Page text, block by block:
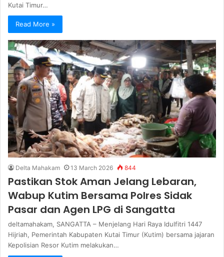
Kutai Timur…
Read More »
Delta Mahakam 13 March 2026 844
Pastikan Stok Aman Jelang Lebaran,
Wabup Kutim Bersama Polres Sidak
Pasar dan Agen LPG di Sangatta
deltamahakam, SANGATTA – Menjelang Hari Raya Idulfitri 1447
Hijriah, Pemerintah Kabupaten Kutai Timur (Kutim) bersama jajaran
Kepolisian Resor Kutim melakukan…